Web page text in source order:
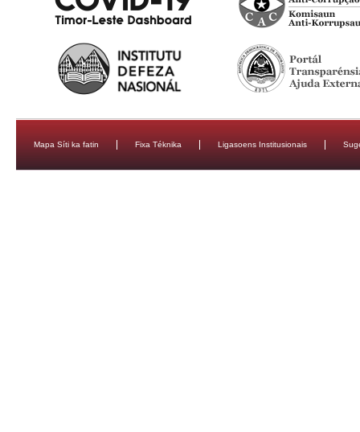
Mapa Síti ka fatin Fixa Téknika Ligasoens Institusionais